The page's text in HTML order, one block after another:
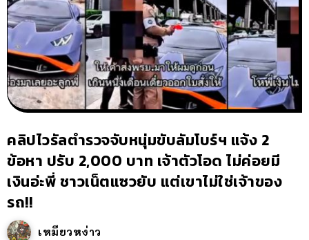
คลิปไวรัลตำรวจจับหนุ่มขับลัมโบร์ฯ แจ้ง 2
ข้อหา ปรับ 2,000 บาท เจ้าตัวโอด ไม่ค่อยมี
เงินอ่ะพี่ ชาวเน็ตแซวยับ แต่เขาไม่ใช่เจ้าของ
รถ!!
เหมียวหง่าว